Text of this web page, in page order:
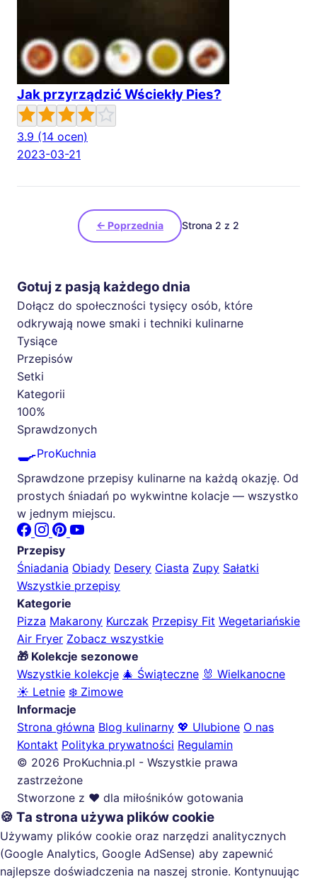
Jak przyrządzić Wściekły Pies?
3.9 (14 ocen)
2023-03-21
← Poprzednia Strona 2 z 2
Gotuj z pasją każdego dnia
Dołącz do społeczności tysięcy osób, które
odkrywają nowe smaki i techniki kulinarne
Tysiące
Przepisów
Setki
Kategorii
100%
Sprawdzonych
🍳ProKuchnia
Sprawdzone przepisy kulinarne na każdą okazję. Od
prostych śniadań po wykwintne kolacje — wszystko
w jednym miejscu.
Przepisy
Śniadania Obiady Desery Ciasta Zupy Sałatki
Wszystkie przepisy
Kategorie
Pizza Makarony Kurczak Przepisy Fit Wegetariańskie
Air Fryer Zobacz wszystkie
🎁 Kolekcje sezonowe
Wszystkie kolekcje 🎄 Świąteczne 🐰 Wielkanocne
☀️ Letnie ❄️ Zimowe
Informacje
Strona główna Blog kulinarny 💖 Ulubione O nas
Kontakt Polityka prywatności Regulamin
© 2026 ProKuchnia.pl - Wszystkie prawa
zastrzeżone
Stworzone z ❤️ dla miłośników gotowania
🍪 Ta strona używa plików cookie
Używamy plików cookie oraz narzędzi analitycznych
(Google Analytics, Google AdSense) aby zapewnić
najlepsze doświadczenia na naszej stronie. Kontynuując